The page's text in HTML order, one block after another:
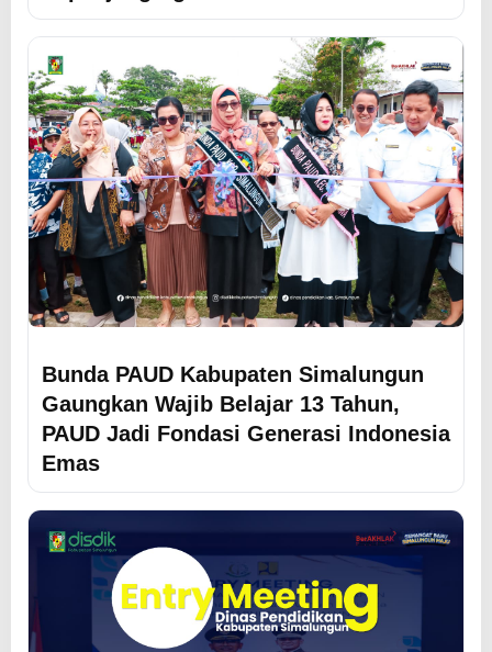
Bunda PAUD Kabupaten Simalungun
Gaungkan Wajib Belajar 13 Tahun,
PAUD Jadi Fondasi Generasi Indonesia
Emas